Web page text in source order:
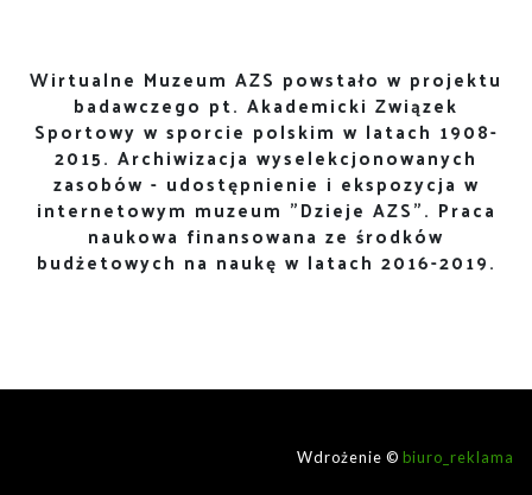
Wirtualne Muzeum AZS powstało w projektu
badawczego pt. Akademicki Związek
Sportowy w sporcie polskim w latach 1908-
2015. Archiwizacja wyselekcjonowanych
zasobów - udostępnienie i ekspozycja w
internetowym muzeum "Dzieje AZS". Praca
naukowa finansowana ze środków
budżetowych na naukę w latach 2016-2019.
Wdrożenie © biuro_reklama